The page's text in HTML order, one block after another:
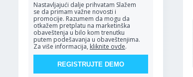
Nastavljajući dalje prihvatam Slažem
se da primam važne novosti i
promocije. Razumem da mogu da
otkažem pretplatu na marketinška
obaveštenja u bilo kom trenutku
putem podešavanja u obaveštenjima.
Za više informacija, kliknite ovde.